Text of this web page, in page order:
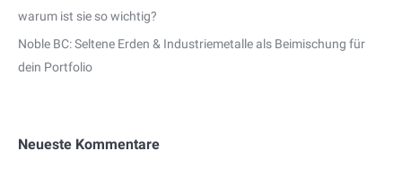
warum ist sie so wichtig?
Noble BC: Seltene Erden & Industriemetalle als Beimischung für
dein Portfolio
Neueste Kommentare